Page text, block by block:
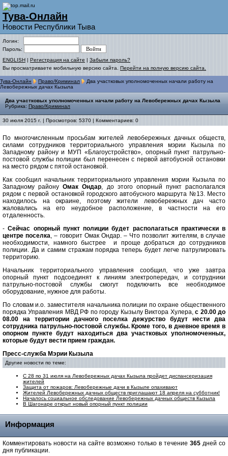
Тува-Онлайн
Новости Республики Тыва
Логин:
Пароль:
ENGLISH | Регистрация на сайте | Забыли пароль?
Вы просматриваете мобильную версию сайта. Перейти на полную версию сайта.
Тува-Онлайн Право/Криминал
Два участковых уполномоченных начали работу на
Левобережных дачах Кызыла
Два участковых уполномоченных начали работу на Левобережных дачах Кызыла
Рубрика: Право/Криминал
30 июля 2015 г. | Просмотров: 5370 | Комментариев: 0
По многочисленным просьбам жителей левобережных дачных обществ,
силами сотрудников территориального управления мэрии Кызыла по
Западному району и МУП «Благоустройство», опорный пункт патрульно-
постовой службы полиции был перенесен с первой автобусной остановки
на место рядом с пятой остановкой.
Как сообщил начальник территориального управления мэрии Кызыла по
Западному районуОмак Ондар, до этого опорный пункт располагался
рядом с первой остановкой городского автобусного маршрута №13. Место
находилось на окраине, поэтому жители левобережных дач часто
жаловались на его неудобное расположение, в частности на его
отдаленность.
-Сейчас опорный пункт полиции будет располагаться практически в
центре поселка, – говорит Омак Ондар. – Что позволит жителям, в случае
необходимости, намного быстрее и проще добраться до сотрудников
полиции. Да и самим стражам порядка теперь будет легче патрулировать
территорию.
Начальник территориального управления сообщил, что уже завтра
опорный пункт подсоединят к линиям электропередач, и сотрудники
патрульно-постовой службы смогут подключить все необходимое
оборудование, нужное для работы.
По словам и.о. заместителя начальника полиции по охране общественного
порядка Управления МВД РФ по городу Кызылу Виктора Хулера,с 20.00 до
08.00 на территории дачного поселка дежурство будут нести два
сотрудника патрульно-постовой службы. Кроме того, в дневное время в
опорном пункте будут находиться два участковых уполномоченных,
которые будут вести прием граждан.
Пресс-служба Мэрии Кызыла
Другие новости по теме:
С 28 по 31 июля на Левобережных дачах Кызыла пройдет диспансеризация
жителей
Защита от пожаров: Левобережные дачи в Кызыле опахивают
Жителей Левобережных дачных обществ приглашают 18 апреля на субботник!
Началось социальное обследование Левобережных дачных обществ Кызыла
В Шагонаре открыт новый опорный пункт полиции
Информация
Комментировать новости на сайте возможно только в течение 365 дней со
дня публикации.